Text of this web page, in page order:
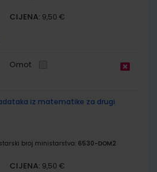
CIJENA: 9,50 €
Omot
iz matematike za drugi
broj ministarstva: 6530-DOM2
CIJENA: 9,50 €